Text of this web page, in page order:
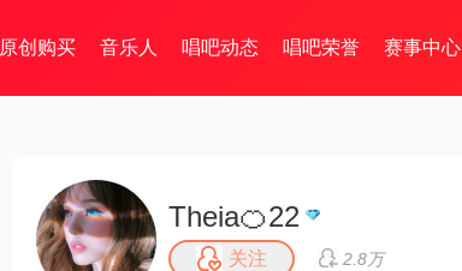
原创购买 音乐人 唱吧动态 唱吧荣誉 赛事中心
Theia🍊22
关注 2.8万